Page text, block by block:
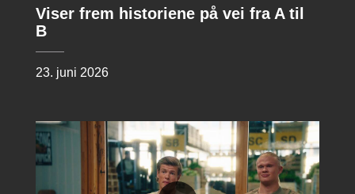
Viser frem historiene på vei fra A til
B
23. juni 2026